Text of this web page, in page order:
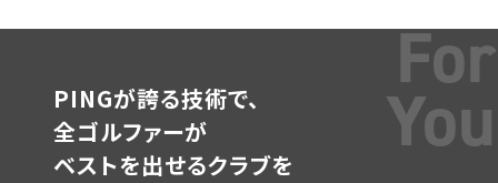
For
You
PINGが誇る技術で、
全ゴルファーが
ベストを出せるクラブを